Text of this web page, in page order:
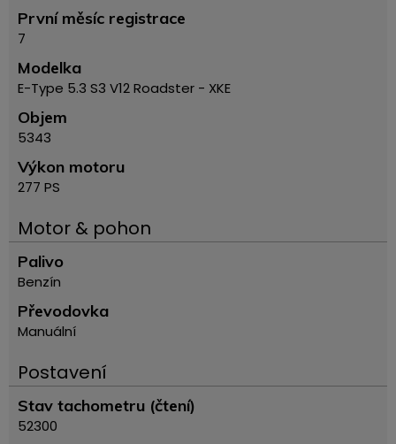
První měsíc registrace
7
Modelka
E-Type 5.3 S3 V12 Roadster - XKE
Objem
5343
Výkon motoru
277 PS
Motor & pohon
Palivo
Benzín
Převodovka
Manuální
Postavení
Stav tachometru (čtení)
52300